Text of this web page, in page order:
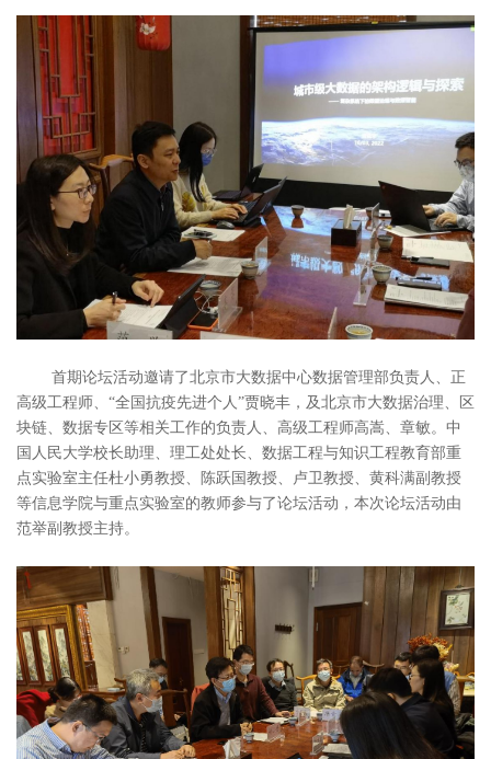
首期论坛活动邀请了北京市大数据中心数据管理部负责人、正
高级工程师、“全国抗疫先进个人”贾晓丰，及北京市大数据治理、区
块链、数据专区等相关工作的负责人、高级工程师高嵩、章敏。中
国人民大学校长助理、理工处处长、数据工程与知识工程教育部重
点实验室主任杜小勇教授、陈跃国教授、卢卫教授、黄科满副教授
等信息学院与重点实验室的教师参与了论坛活动，本次论坛活动由
范举副教授主持。